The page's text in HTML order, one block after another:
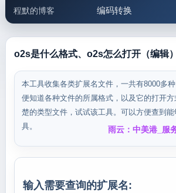
程默的博客 编码转换
邮件工具 生活便民
5.1支付宝大红包
o2s是什么格式、o2s怎么打开（编辑
本工具收集各类扩展名文件，一共有8000多
便知道各种文件的所属格式，以及它的打开
楚的类型文件，试试该工具。可以方便查到
具。
雨云：中美港_服
输入需要查询的扩展名: